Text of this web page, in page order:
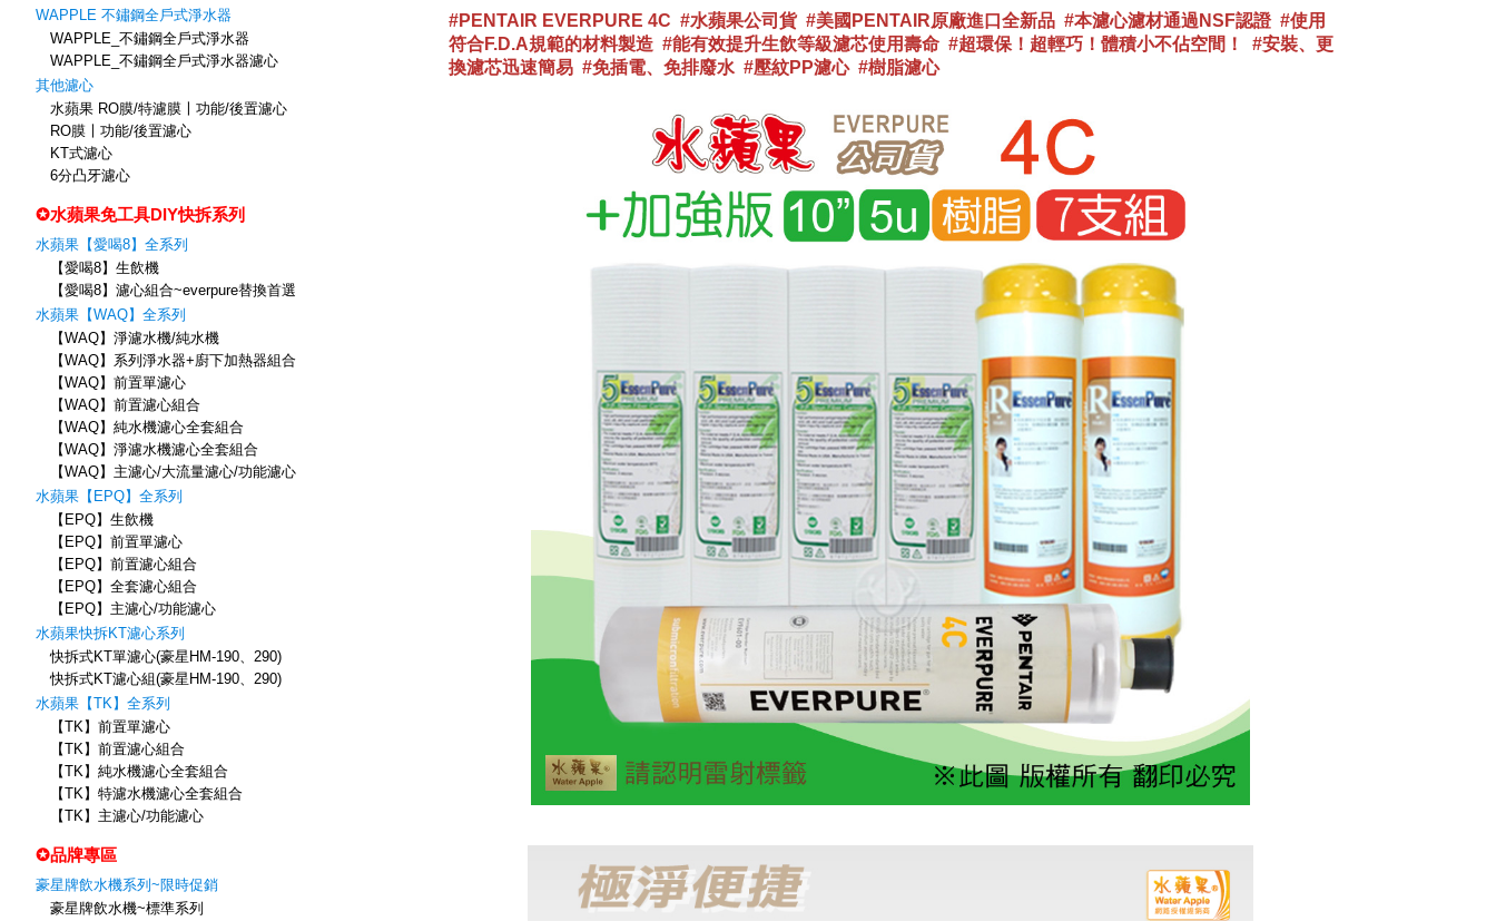
WAPPLE 不鏽鋼全戶式淨水器
WAPPLE_不鏽鋼全戶式淨水器
WAPPLE_不鏽鋼全戶式淨水器濾心
其他濾心
水蘋果 RO膜/特濾膜〡功能/後置濾心
RO膜〡功能/後置濾心
KT式濾心
6分凸牙濾心
✪水蘋果免工具DIY快拆系列
水蘋果【愛喝8】全系列
【愛喝8】生飲機
【愛喝8】濾心組合~everpure替換首選
水蘋果【WAQ】全系列
【WAQ】淨濾水機/純水機
【WAQ】系列淨水器+廚下加熱器組合
【WAQ】前置單濾心
【WAQ】前置濾心組合
【WAQ】純水機濾心全套組合
【WAQ】淨濾水機濾心全套組合
【WAQ】主濾心/大流量濾心/功能濾心
水蘋果【EPQ】全系列
【EPQ】生飲機
【EPQ】前置單濾心
【EPQ】前置濾心組合
【EPQ】全套濾心組合
【EPQ】主濾心/功能濾心
水蘋果快拆KT濾心系列
快拆式KT單濾心(豪星HM-190、290)
快拆式KT濾心組(豪星HM-190、290)
水蘋果【TK】全系列
【TK】前置單濾心
【TK】前置濾心組合
【TK】純水機濾心全套組合
【TK】特濾水機濾心全套組合
【TK】主濾心/功能濾心
✪品牌專區
豪星牌飲水機系列~限時促銷
豪星牌飲水機~標準系列